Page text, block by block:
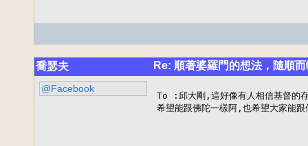
喬瑟夫 Re: 順著婆羅門的想法，隨順而
@Facebook
To :邱大剛,這好像有人相信基督的
希望能跟佛陀一樣阿,也希望大家能跟